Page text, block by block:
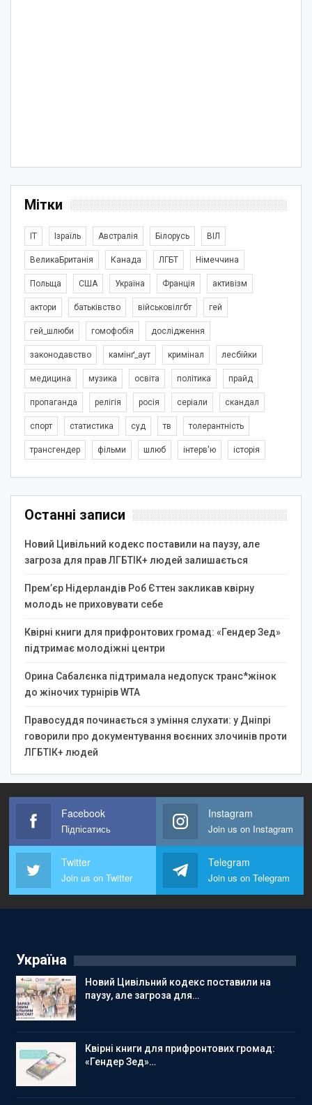
Мітки
IT Ізраїль Австралія Білорусь ВІЛ
ВеликаБританія Канада ЛГБТ Німеччина
Польща США Україна Франція активізм
актори батьківство військовілгбт гей
гей_шлюби гомофобія дослідження
законодавство камінґ_аут кримінал лесбійки
медицина музика освіта політика прайд
пропаганда релігія росія серіали скандал
спорт статистика суд тв толерантність
трансгендер фільми шлюб інтерв'ю історія
Останні записи
Новий Цивільний кодекс поставили на паузу, але
загроза для прав ЛГБТІК+ людей залишається
Прем’єр Нідерландів Роб Єттен закликав квірну
молодь не приховувати себе
Квірні книги для прифронтових громад: «Гендер Зед»
підтримає молодіжні центри
Орина Сабалєнка підтримала недопуск транс*жінок
до жіночих турнірів WTA
Правосуддя починається з уміння слухати: у Дніпрі
говорили про документування воєнних злочинів проти
ЛГБТІК+ людей
Facebook
Підпісатись
Instagram
Join us on Instagram
Twitter
Join us on Twitter
Telegram
Join us on Telegram
Україна
Новий Цивільний кодекс поставили на
паузу, але загроза для…
Квірні книги для прифронтових громад:
«Гендер Зед»…